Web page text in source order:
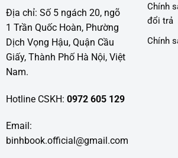
Địa chỉ: Số 5 ngách 20, ngõ
1 Trần Quốc Hoàn, Phường
Dịch Vọng Hậu, Quận Cầu
Giấy, Thành Phố Hà Nội, Việt
Nam.
Hotline CSKH: 0972 605 129
Email:
binhbook.official@gmail.com
Chính
đổi trả
Chính